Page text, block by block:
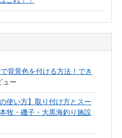
背景色を付ける方法！でき
ュー
使い方】取り付け方とスー
牧・磯子・大黒海釣り施設